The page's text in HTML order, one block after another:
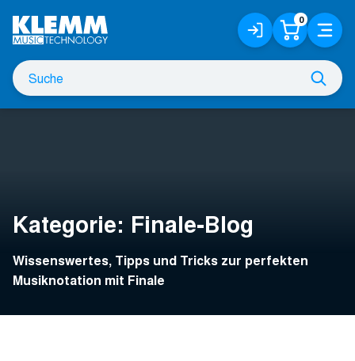
Hauptinhalt
Suche
nach
Anmelden
/
Registrieren
0 Menü
Kategorie: Finale-Blog
Wissenswertes, Tipps und Tricks zur perfekten
Musiknotation mit Finale